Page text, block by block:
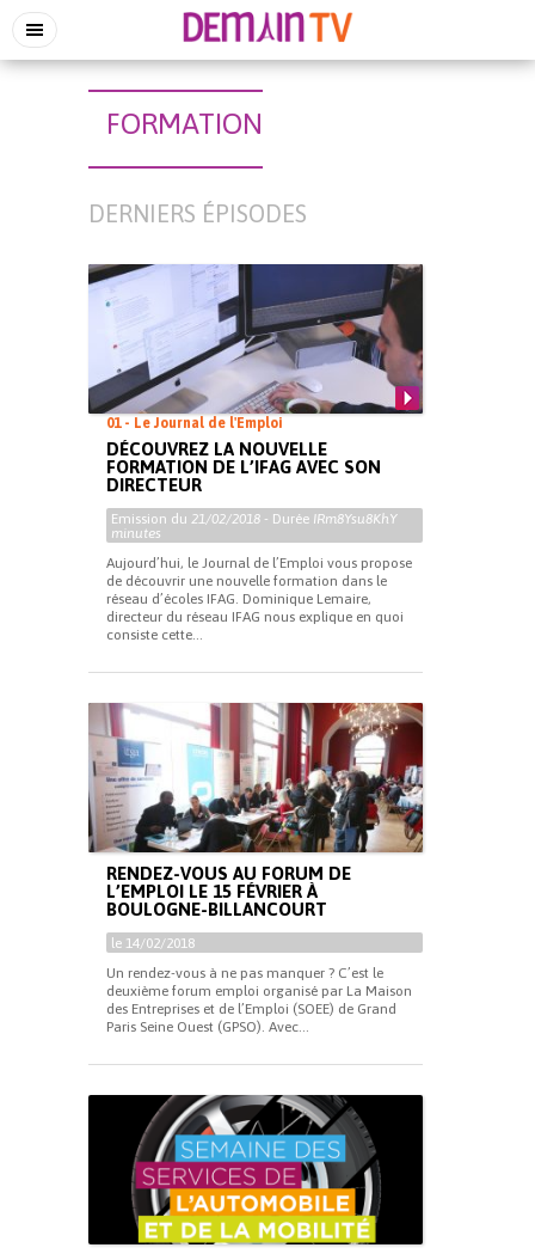
FORMATION
DERNIERS ÉPISODES
01 - Le Journal de l'Emploi
DÉCOUVREZ LA NOUVELLE
FORMATION DE L’IFAG AVEC SON
DIRECTEUR
Emission du 21/02/2018 - Durée IRm8Ysu8KhY
minutes
Aujourd’hui, le Journal de l’Emploi vous propose
de découvrir une nouvelle formation dans le
réseau d’écoles IFAG. Dominique Lemaire,
directeur du réseau IFAG nous explique en quoi
consiste cette...
RENDEZ-VOUS AU FORUM DE
L’EMPLOI LE 15 FÉVRIER À
BOULOGNE-BILLANCOURT
le 14/02/2018
Un rendez-vous à ne pas manquer ? C’est le
deuxième forum emploi organisé par La Maison
des Entreprises et de l’Emploi (SOEE) de Grand
Paris Seine Ouest (GPSO). Avec...